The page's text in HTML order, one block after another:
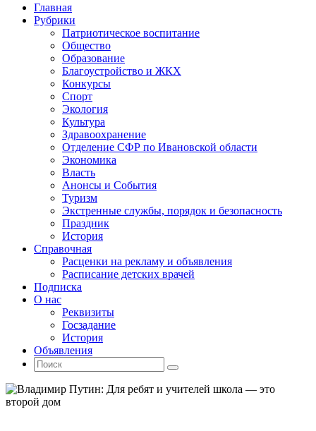
Промотать
содержимому
Главная
Рубрики
Патриотическое воспитание
Общество
Образование
Благоустройство и ЖКХ
Конкурсы
Спорт
Экология
Культура
Здравоохранение
Отделение СФР по Ивановской области
Экономика
Власть
Анонсы и События
Туризм
Экстренные службы, порядок и безопасность
Праздник
История
Справочная
Расценки на рекламу и объявления
Расписание детских врачей
Подписка
О нас
Реквизиты
Госзадание
История
Объявления
Поиск
Искать:
Поиск